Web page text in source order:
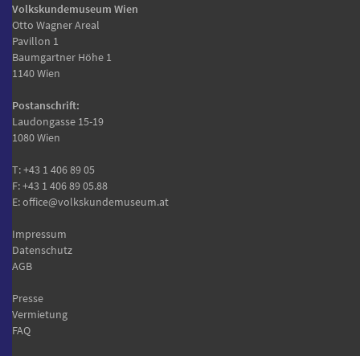
Volkskundemuseum Wien
Otto Wagner Areal
Pavillon 1
Baumgartner Höhe 1
1140 Wien
Postanschrift:
Laudongasse 15-19
1080 Wien
T:+43 1 406 89 05
F: +43 1 406 89 05.88
E:office@volkskundemuseum.at
Impressum
Datenschutz
AGB
Presse
Vermietung
FAQ